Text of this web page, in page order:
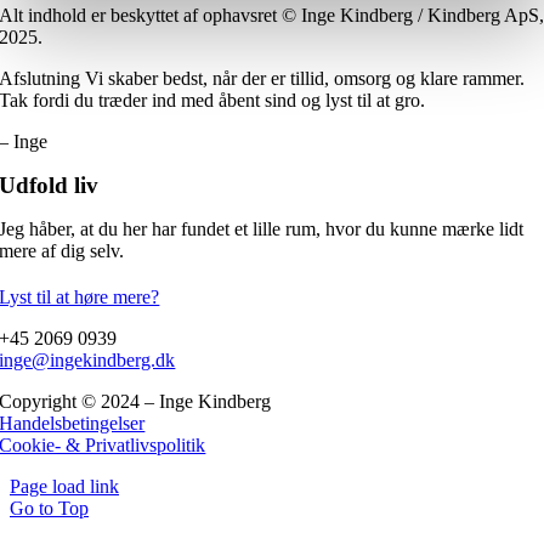
Alt indhold er beskyttet af ophavsret © Inge Kindberg / Kindberg ApS,
2025.
Afslutning Vi skaber bedst, når der er tillid, omsorg og klare rammer.
Tak fordi du træder ind med åbent sind og lyst til at gro.
– Inge
Udfold liv
Jeg håber, at du her har fundet et lille rum, hvor du kunne mærke lidt
mere af dig selv.
Lyst til at høre mere?
+45 2069 0939
inge@ingekindberg.dk
Copyright © 2024 – Inge Kindberg
Handelsbetingelser
Cookie- & Privatlivspolitik
Page load link
Go to Top